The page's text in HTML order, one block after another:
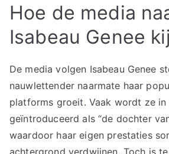
Hoe de media
Isabeau Genee
De media volgen Isabeau Genee
nauwlettender naarmate haar
platforms groeit. Vaak wordt ze
geïntroduceerd als “de dochter
waardoor haar eigen prestaties
achtergrond verdwijnen. Toch is